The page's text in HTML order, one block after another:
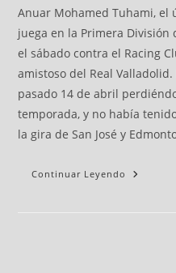
Anuar Mohamed Tuhami,
juega en la Primera
el sábado contra el Racing
amistoso del Real
pasado 14 de abril
temporada, y no había
la gira de San José y
Continuar Leyendo